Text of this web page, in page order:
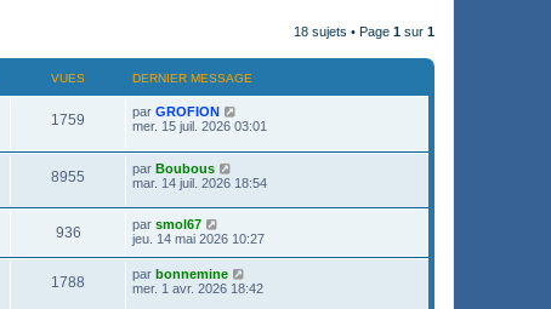
18 sujets • Page 1 sur 1
VUES DERNIER MESSAGE
1759 par GROFION
mer. 15 juil. 2026 03:01
8955 par Boubous
mar. 14 juil. 2026 18:54
936 par smol67
jeu. 14 mai 2026 10:27
1788 par bonnemine
mer. 1 avr. 2026 18:42